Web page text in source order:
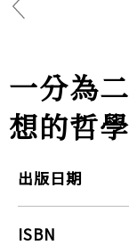
一分為
想的哲
出版日期
ISBN